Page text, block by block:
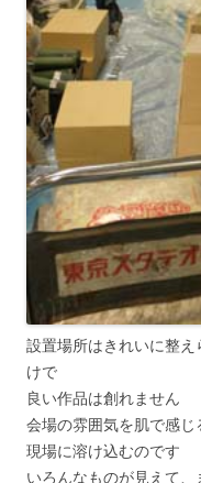
設置場所はきれいに整
けで
良い作品は創れません
会場の雰囲気を肌で感じ
現場に溶け込むのです
いろんなものが見えて